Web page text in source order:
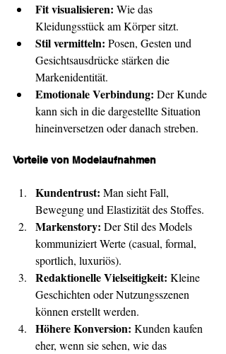
Fit visualisieren: Wie das
Kleidungsstück am Körper sitzt.
Stil vermitteln: Posen, Gesten und
Gesichtsausdrücke stärken die
Markenidentität.
Emotionale Verbindung: Der Kunde
kann sich in die dargestellte Situation
hineinversetzen oder danach streben.
Vorteile von Modelaufnahmen
Kundentrust: Man sieht Fall,
Bewegung und Elastizität des Stoffes.
Markenstory: Der Stil des Models
kommuniziert Werte (casual, formal,
sportlich, luxuriös).
Redaktionelle Vielseitigkeit: Kleine
Geschichten oder Nutzungsszenen
können erstellt werden.
Höhere Konversion: Kunden kaufen
eher, wenn sie sehen, wie das